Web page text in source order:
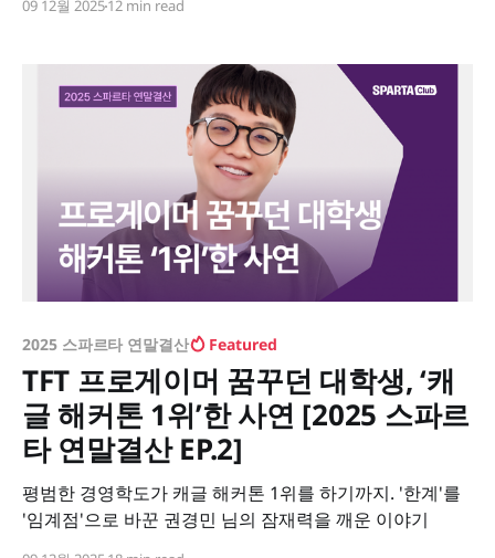
09 12월 202512 min read
2025 스파르타 연말결산 Featured
TFT 프로게이머 꿈꾸던 대학생, ‘캐
글 해커톤 1위’한 사연 [2025 스파르
타 연말결산 EP.2]
평범한 경영학도가 캐글 해커톤 1위를 하기까지. '한계'를
'임계점'으로 바꾼 권경민 님의 잠재력을 깨운 이야기